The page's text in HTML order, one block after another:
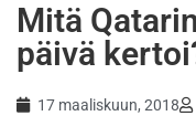
Mitä
päivä
17 maaliskuun, 2018